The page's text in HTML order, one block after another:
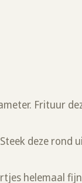
Frituur
deze rond
helemaal